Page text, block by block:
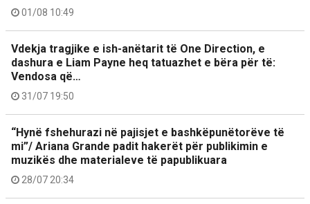
01/08 10:49
Vdekja tragjike e ish-anëtarit të One Direction, e
dashura e Liam Payne heq tatuazhet e bëra për të:
Vendosa që…
31/07 19:50
“Hynë fshehurazi në pajisjet e bashkëpunëtorëve të
mi”/ Ariana Grande padit hakerët për publikimin e
muzikës dhe materialeve të papublikuara
28/07 20:34